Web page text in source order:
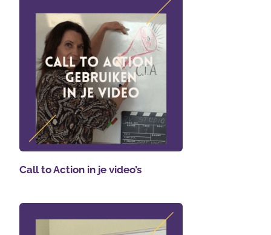
Call to Action in je video’s